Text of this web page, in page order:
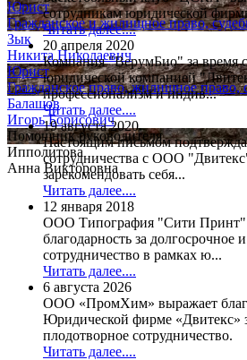
Юрист
Гражданское и жилищное право,
Зык
Никита Николаевич
Юрист
Гражданское право, жилищное право,
Балашов
Игорь Борисович
Помощник руководителя
Ипполитова
Анна Викторовна
сотрудникам юридической
Читать далее....
20 апреля 2020
Компания "ВерумБио" за время
юридической компанией
профессионализм и индив...
Читать далее....
19 августа 2020
Настоящим письмом
сотрудничества с ООО
зарекомендовать себя...
Читать далее....
12 января 2018
ООО Типография "Сити Принт"
благодарность за долгосрочное
сотрудничество в рамках ю...
Читать далее....
6 августа 2026
ООО «ПромХим» выражает
Юридической фирме «Двитекс»
плодотворное сотрудничество.
Читать далее....